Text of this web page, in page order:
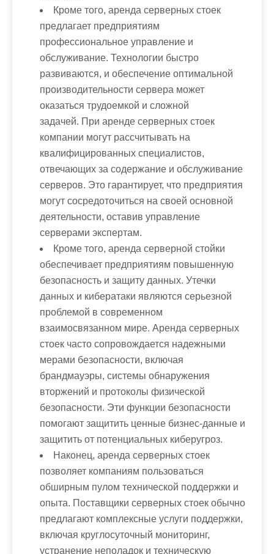
Кроме того, аренда серверных стоек
предлагает предприятиям
профессиональное управление и
обслуживание. Технологии быстро
развиваются, и обеспечение оптимальной
производительности сервера может
оказаться трудоемкой и сложной
задачей. При аренде серверных стоек
компании могут рассчитывать на
квалифицированных специалистов,
отвечающих за содержание и обслуживание
серверов. Это гарантирует, что предприятия
могут сосредоточиться на своей основной
деятельности, оставив управление
серверами экспертам.
Кроме того, аренда серверной стойки
обеспечивает предприятиям повышенную
безопасность и защиту данных. Утечки
данных и кибератаки являются серьезной
проблемой в современном
взаимосвязанном мире. Аренда серверных
стоек часто сопровождается надежными
мерами безопасности, включая
брандмауэры, системы обнаружения
вторжений и протоколы физической
безопасности. Эти функции безопасности
помогают защитить ценные бизнес-данные и
защитить от потенциальных киберугроз.
Наконец, аренда серверных стоек
позволяет компаниям пользоваться
обширным пулом технической поддержки и
опыта. Поставщики серверных стоек обычно
предлагают комплексные услуги поддержки,
включая круглосуточный мониторинг,
устранение неполадок и техническую